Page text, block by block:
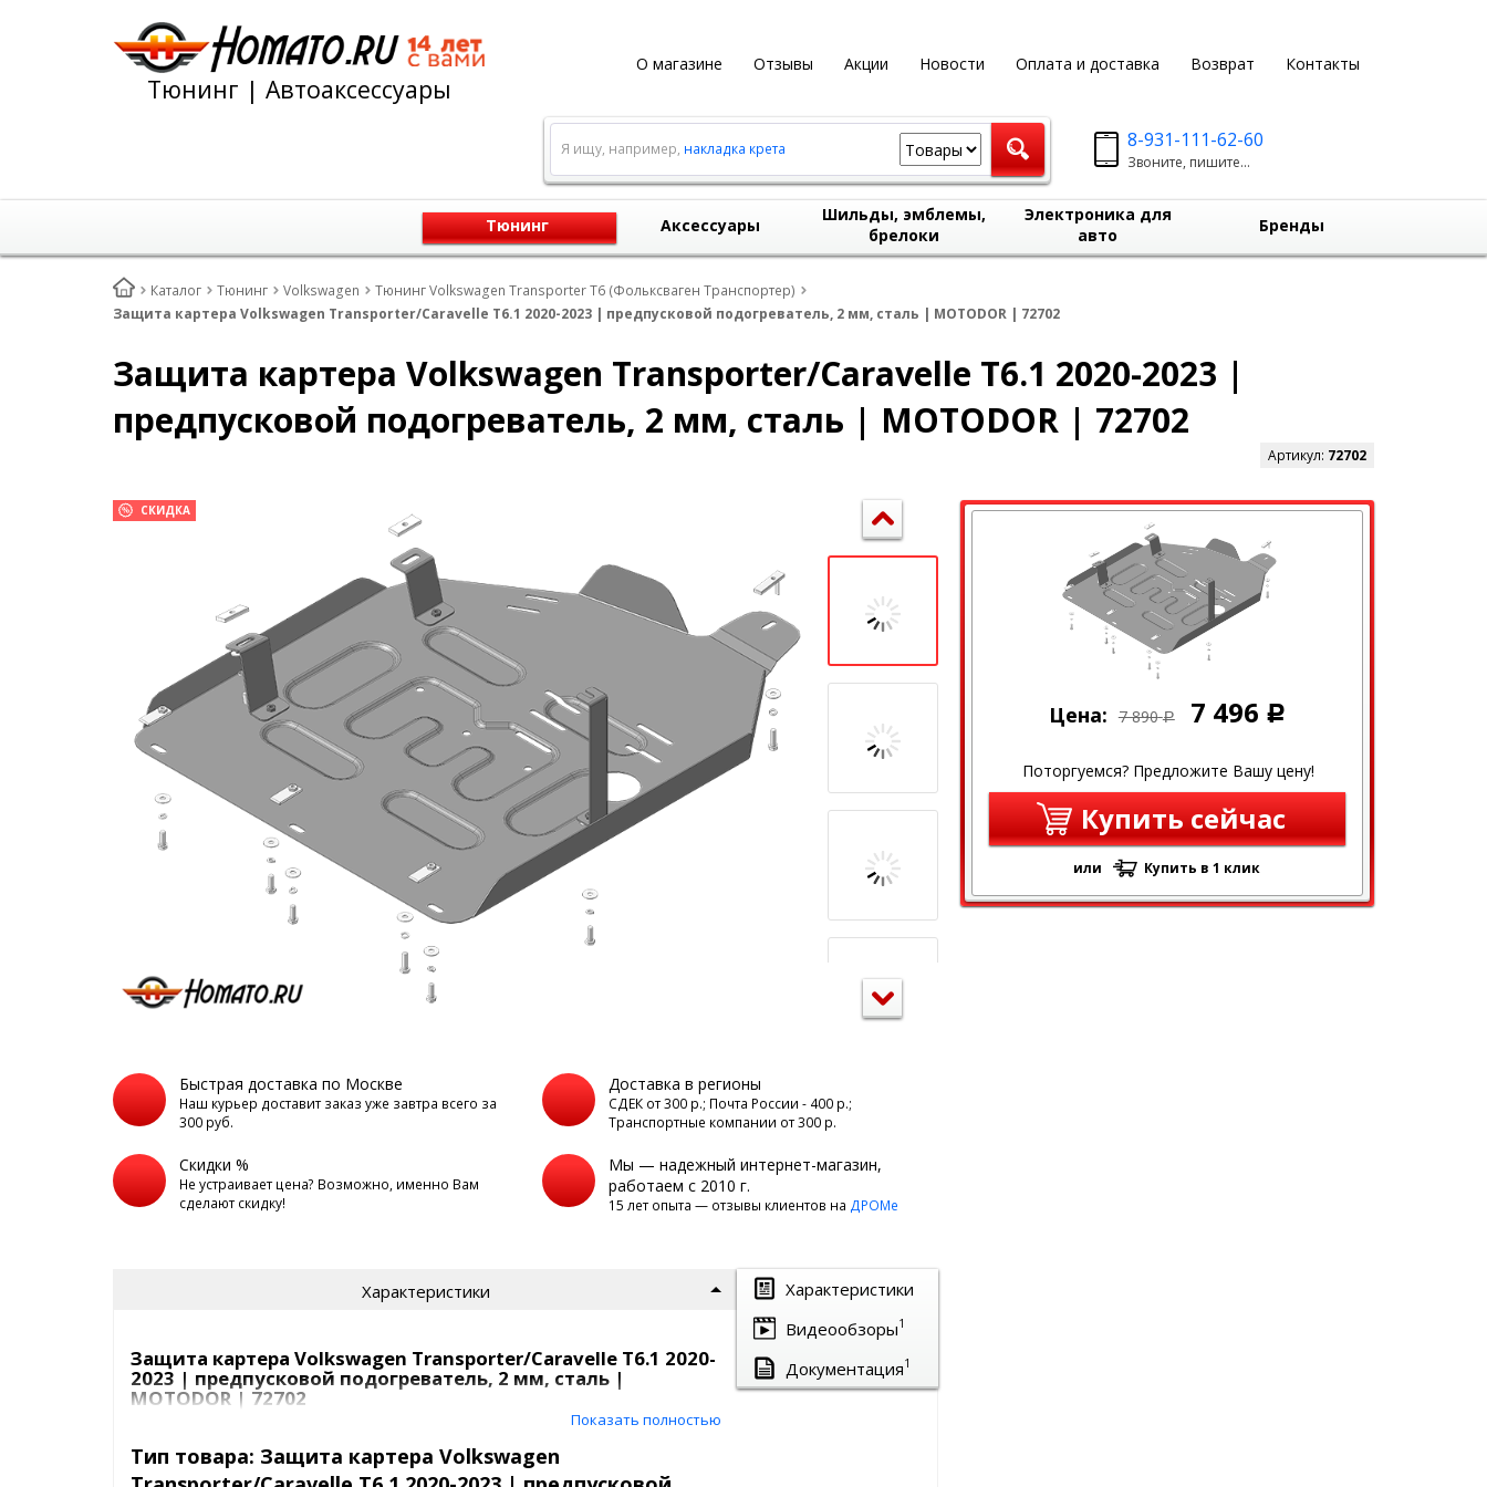
О магазине Отзывы Акции Новости Оплата и доставка Возврат Контакты
Тюнинг | Автоаксессуары
8-931-111-62-60
Звоните, пишите...
Я ищу, например, накладка крета
Тюнинг Аксессуары
Шильды, эмблемы,
брелоки
Электроника для
авто
Бренды
Каталог Тюнинг Volkswagen
Тюнинг Volkswagen Transporter T6 (Фольксваген Транспортер)
Защита картера Volkswagen Transporter/Caravelle T6.1 2020-2023 | предпусковой подогреватель, 2 мм, сталь | MOTODOR | 72702
Защита картера Volkswagen Transporter/Caravelle T6.1 2020-2023 |
предпусковой подогреватель, 2 мм, сталь | MOTODOR | 72702
Артикул: 72702
СКИДКА
Цена: 7 890 Р 7 496 Р
Поторгуемся? Предложите Вашу цену!
Купить сейчас
или Купить в 1 клик
Быстрая доставка по Москве
Наш курьер доставит заказ уже завтра всего за
300 руб.
Доставка в регионы
СДЕК от 300 р.; Почта России - 400 р.;
Транспортные компании от 300 р.
Скидки %
Не устраивает цена? Возможно, именно Вам
сделают скидку!
Мы — надежный интернет-магазин,
работаем с 2010 г.
15 лет опыта — отзывы клиентов на ДРОМе
Характеристики
Видеообзоры1
Документация1
Характеристики
Защита картера Volkswagen Transporter/Caravelle T6.1 2020-
2023 | предпусковой подогреватель, 2 мм, сталь |
MOTODOR | 72702
предназначена для
установки наVolkswagen Transporter/Caravelle T6.1 2020-2023
обеспечивает надёжную защиту предпускового подогревателя от механических
Показать полностью
Тип товара: Защита картера Volkswagen